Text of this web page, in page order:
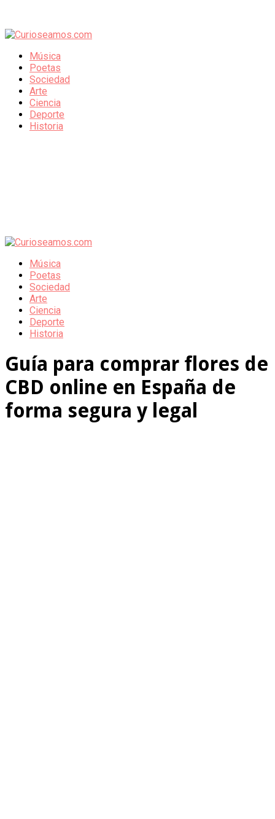
Música
Poetas
Sociedad
Arte
Ciencia
Deporte
Historia
Música
Poetas
Sociedad
Arte
Ciencia
Deporte
Historia
Guía para comprar flores de
CBD online en España de
forma segura y legal